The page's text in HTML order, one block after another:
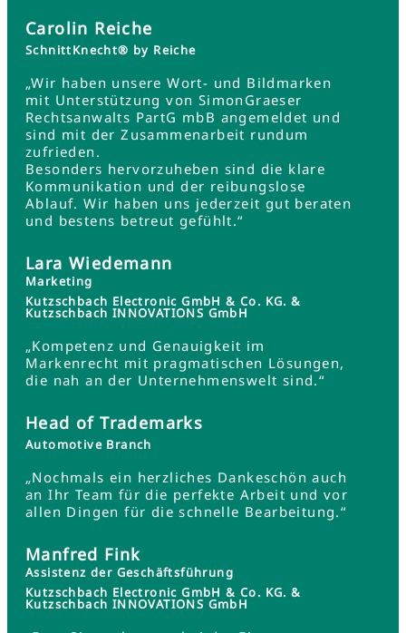
Carolin Reiche
SchnittKnecht® by Reiche
„Wir haben unsere Wort- und Bildmarken
mit Unterstützung von SimonGraeser
Rechtsanwalts PartG mbB angemeldet und
sind mit der Zusammenarbeit rundum
zufrieden.
Besonders hervorzuheben sind die klare
Kommunikation und der reibungslose
Ablauf. Wir haben uns jederzeit gut beraten
und bestens betreut gefühlt.“
Lara Wiedemann
Marketing
Kutzschbach Electronic GmbH & Co. KG. &
Kutzschbach INNOVATIONS GmbH
„Kompetenz und Genauigkeit im
Markenrecht mit pragmatischen Lösungen,
die nah an der Unternehmenswelt sind.“
Head of Trademarks
Automotive Branch
„Nochmals ein herzliches Dankeschön auch
an Ihr Team für die perfekte Arbeit und vor
allen Dingen für die schnelle Bearbeitung.“
Manfred Fink
Assistenz der Geschäftsführung
Kutzschbach Electronic GmbH & Co. KG. &
Kutzschbach INNOVATIONS GmbH